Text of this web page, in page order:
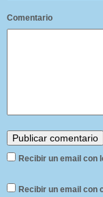
Comentario
Recibir un email con
Recibir un email con